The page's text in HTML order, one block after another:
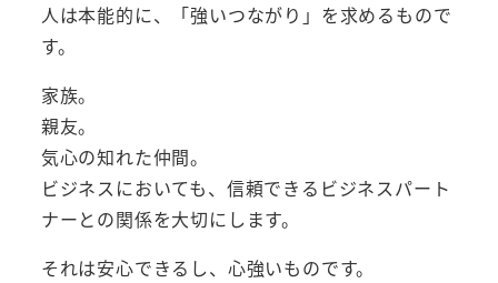
人は本能的に、「強いつながり」を求めるもので
す。
家族。
親友。
気心の知れた仲間。
ビジネスにおいても、信頼できるビジネスパート
ナーとの関係を大切にします。
それは安心できるし、心強いものです。